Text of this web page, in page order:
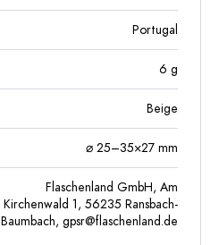
Portugal
6 g
Beige
⌀ 25–35×27 mm
Flaschenland GmbH, Am
Kirchenwald 1, 56235 Ransbach-
Baumbach, gpsr@flaschenland.de